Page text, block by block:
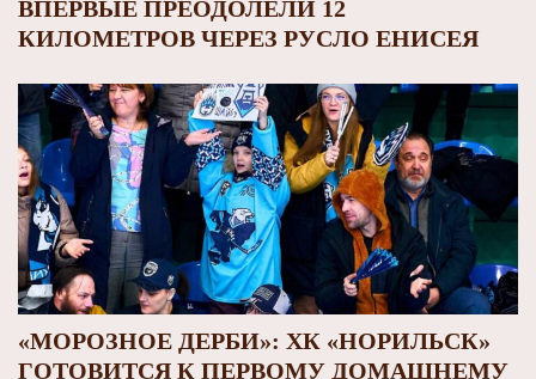
ВПЕРВЫЕ ПРЕОДОЛЕЛИ 12
КИЛОМЕТРОВ ЧЕРЕЗ РУСЛО ЕНИСЕЯ
«МОРОЗНОЕ ДЕРБИ»: ХК «НОРИЛЬСК»
ГОТОВИТСЯ К ПЕРВОМУ ДОМАШНЕМУ